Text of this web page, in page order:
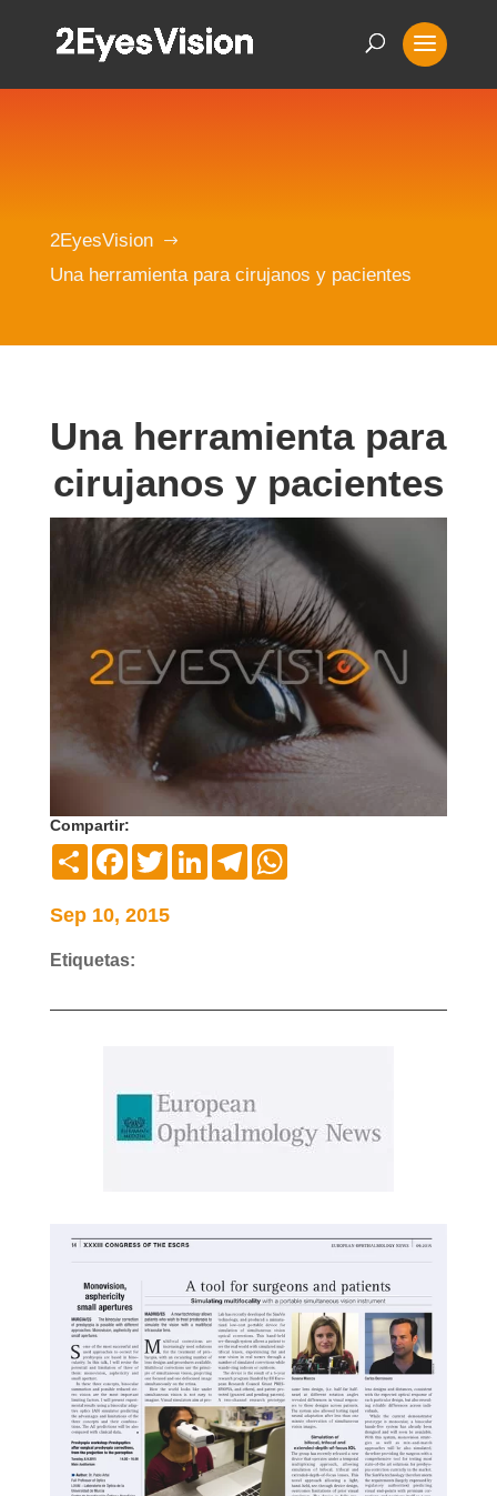
2EyesVision $
Una herramienta para cirujanos y pacientes
Una herramienta para
cirujanos y pacientes
Compartir:
CompartirFacebook
TwitterLinkedInTelegramWhatsApp
Sep 10, 2015
Etiquetas: